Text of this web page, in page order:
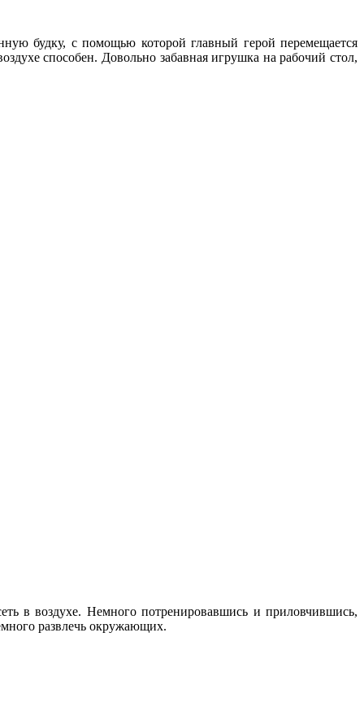
будку, с помощью которой главный герой перемещается
способен. Довольно забавная игрушка на рабочий стол,
в воздухе. Немного потренировавшись и приловчившись,
развлечь окружающих.